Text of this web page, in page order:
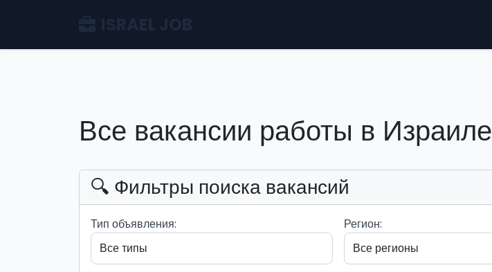
Все вакансии работы в Израиле
🔍 Фильтры поиска вакансий
Тип объявления: Регион: